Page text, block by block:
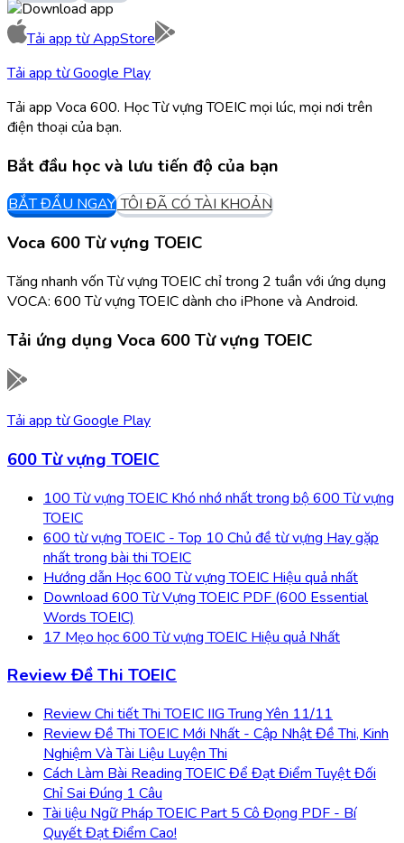
Tải app từAppStore
Tải app từGoogle Play
Tải app Voca 600. Học Từ vựng TOEIC mọi lúc, mọi nơi trên
điện thoại của bạn.
Bắt đầu học và lưu tiến độ của bạn
BẮT ĐẦU NGAY TÔI ĐÃ CÓ TÀI KHOẢN
Voca 600 Từ vựng TOEIC
Tăng nhanh vốn Từ vựng TOEIC chỉ trong 2 tuần với ứng dụng
VOCA: 600 Từ vựng TOEIC dành cho iPhone và Android.
Tải ứng dụng Voca 600 Từ vựng TOEIC
Tải app từGoogle Play
600 Từ vựng TOEIC
100 Từ vựng TOEIC Khó nhớ nhất trong bộ 600 Từ vựng
TOEIC
600 từ vựng TOEIC - Top 10 Chủ đề từ vựng Hay gặp
nhất trong bài thi TOEIC
Hướng dẫn Học 600 Từ vựng TOEIC Hiệu quả nhất
Download 600 Từ Vựng TOEIC PDF (600 Essential
Words TOEIC)
17 Mẹo học 600 Từ vựng TOEIC Hiệu quả Nhất
Review Đề Thi TOEIC
Review Chi tiết Thi TOEIC IIG Trung Yên 11/11
Review Đề Thi TOEIC Mới Nhất - Cập Nhật Đề Thi, Kinh
Nghiệm Và Tài Liệu Luyện Thi
Cách Làm Bài Reading TOEIC Để Đạt Điểm Tuyệt Đối
Chỉ Sai Đúng 1 Câu
Tài liệu Ngữ Pháp TOEIC Part 5 Cô Đọng PDF - Bí
Quyết Đạt Điểm Cao!